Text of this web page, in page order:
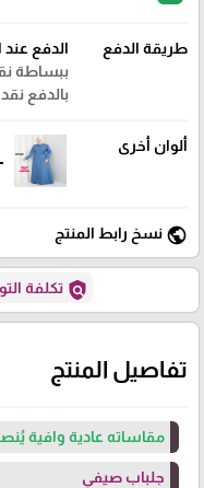
طريقة الدفع
الدفع عند
ببساطة
بالدفع
ألوان أخرى
public نسخ رابط المنتج
policy تكلفة
تفاصيل المنتج
مقاساته عادية وافية
جلباب صيفي